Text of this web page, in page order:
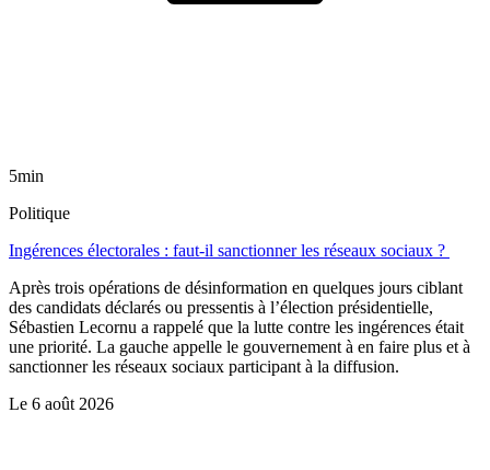
5min
Politique
Ingérences électorales : faut-il sanctionner les réseaux sociaux ?
Après trois opérations de désinformation en quelques jours ciblant
des candidats déclarés ou pressentis à l’élection présidentielle,
Sébastien Lecornu a rappelé que la lutte contre les ingérences était
une priorité. La gauche appelle le gouvernement à en faire plus et à
sanctionner les réseaux sociaux participant à la diffusion.
Le 6 août 2026